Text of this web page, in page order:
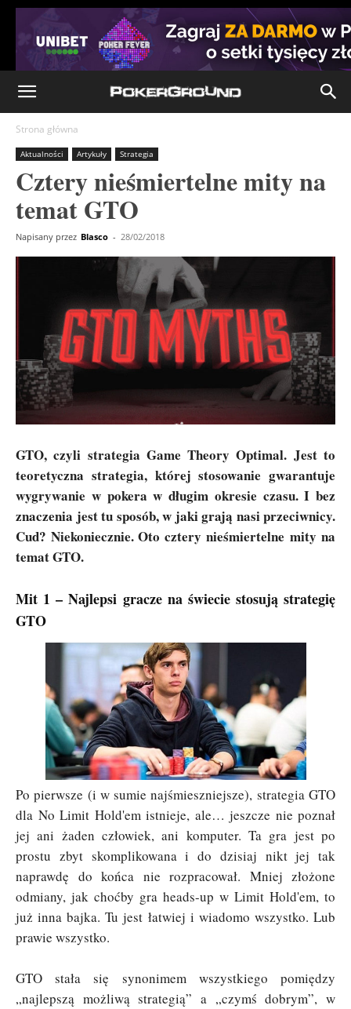
Strona główna
Aktualności Artykuły Strategia
Cztery nieśmiertelne mity na
temat GTO
Napisany przez Blasco - 28/02/2018
GTO, czyli strategia Game Theory Optimal. Jest to
teoretyczna strategia, której stosowanie gwarantuje
wygrywanie w pokera w długim okresie czasu. I bez
znaczenia jest tu sposób, w jaki grają nasi przeciwnicy.
Cud? Niekoniecznie. Oto cztery nieśmiertelne mity na
temat GTO.
Mit 1 – Najlepsi gracze na świecie stosują strategię
GTO
Po pierwsze (i w sumie najśmieszniejsze), strategia GTO
dla No Limit Hold'em istnieje, ale… jeszcze nie poznał
jej ani żaden człowiek, ani komputer. Ta gra jest po
prostu zbyt skomplikowana i do dzisiaj nikt jej tak
naprawdę do końca nie rozpracował. Mniej złożone
odmiany, jak choćby gra heads-up w Limit Hold'em, to
już inna bajka. Tu jest łatwiej i wiadomo wszystko. Lub
prawie wszystko.
GTO stała się synonimem wszystkiego pomiędzy
„najlepszą możliwą strategią” a „czymś dobrym”, w